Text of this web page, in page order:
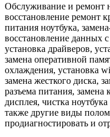
Обслуживание и ремонт
восстановление ремонт
питания ноутбука,
восстановление данных
установка драйверов,
замена оперативной
охлаждения, установка
замена жесткого диска,
разъема питания,
дисплея, чистка
также другие виды
продиагностировать и